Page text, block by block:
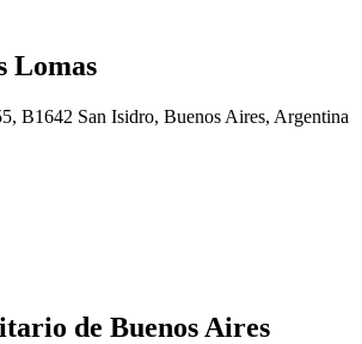
Lomas
B1642 San Isidro, Buenos Aires, Argentina
de Buenos Aires